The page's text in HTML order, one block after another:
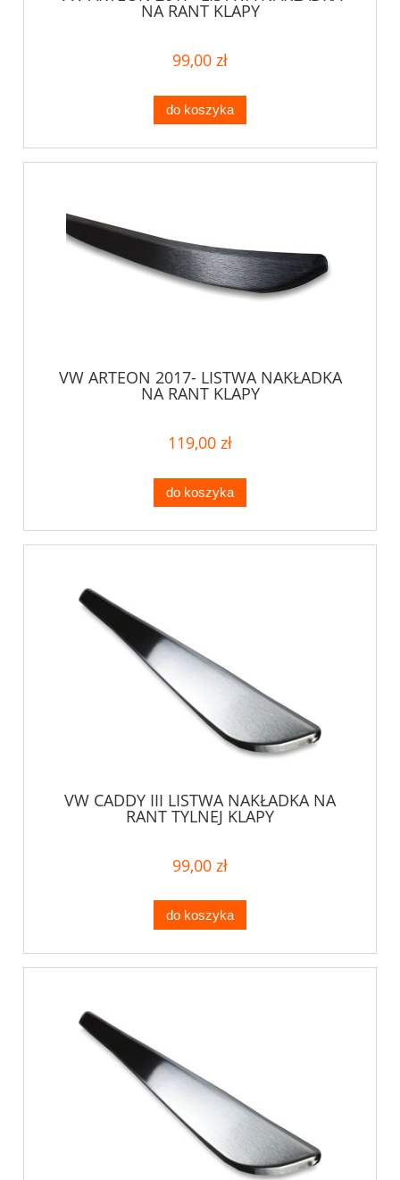
NA RANT KLAPY
99,00 zł
do koszyka
VW ARTEON 2017- LISTWA NAKŁADKA
NA RANT KLAPY
119,00 zł
do koszyka
VW CADDY III LISTWA NAKŁADKA NA
RANT TYLNEJ KLAPY
99,00 zł
do koszyka